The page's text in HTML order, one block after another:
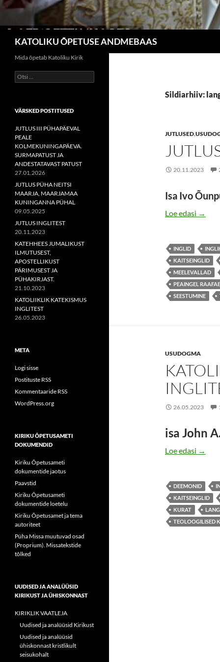
KATOLIKU ÕPETUSE ANDMEBAAS
Sildiarhiiv:
JUTLUSED,
20.11.2023
Isa Ivo
Loe edasi →
INGLID
KAITSEINGLID
MEELEVALLAD
PEAINGEL
SEESTUMINE
USUDOGMA
26.05.2023
isa John
Loe edasi →
DEEMONID
KAITSEINGLID
KURAT
TEOLOOGILISED
Mida õpetab Katoliku Kirik
Otsi:
VÄRSKED POSTITUSED
JUTLUS III PÜHAPÄEVAL
PEALE
KOLMEKUNINGAPÄEVA.
SURMAPATUST JA
ANDESTATAVAST PATUST
27.01.2026
JUTLUS PÜHA NEITSI
MAARJA, MAARJAMAA
KUNINGANNA PÜHAL
09.05.2025
JUTLUS INGLITEST
20.11.2023
KATEHHEES JUMALIKUST
ILMUTUSEST,
APOSTELLIKUST
PÄRIMUSEST JA
PÜHAKIRJAST.
21.10.2023
KATOLIIKLIK KATEKISMUS
INGLITEST
26.05.2023
META
Logi sisse
Postituste RSS
Kommentaaride RSS
WordPress.org
KIRIKU ÕPETUSAMETI
DOKUMENDID
Kiriku Õpetusameti
dokumentide jaotus
Paavstid
Kiriku Õpetusameti
dokumentide loetelu
Kiriku Õpetusamet ja tema
autoriteet
Püha Missa muutuvad osad
(Proprium). Missatekstide
tõlked
UUDISED JA ANALÜÜSID
KIRIKUST JA ÜHISKONNAST
KIRIKLIK VAATLEJA
Uudised ja analüüsid Kirikust
Uudised ja analüüsid
ühiskonnast kristlikult
seisukohalt